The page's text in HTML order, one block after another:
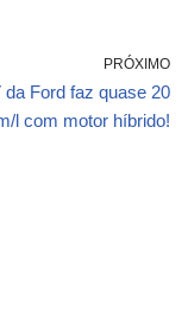
PRÓXIMO
da Ford faz quase 20
l com motor híbrido!